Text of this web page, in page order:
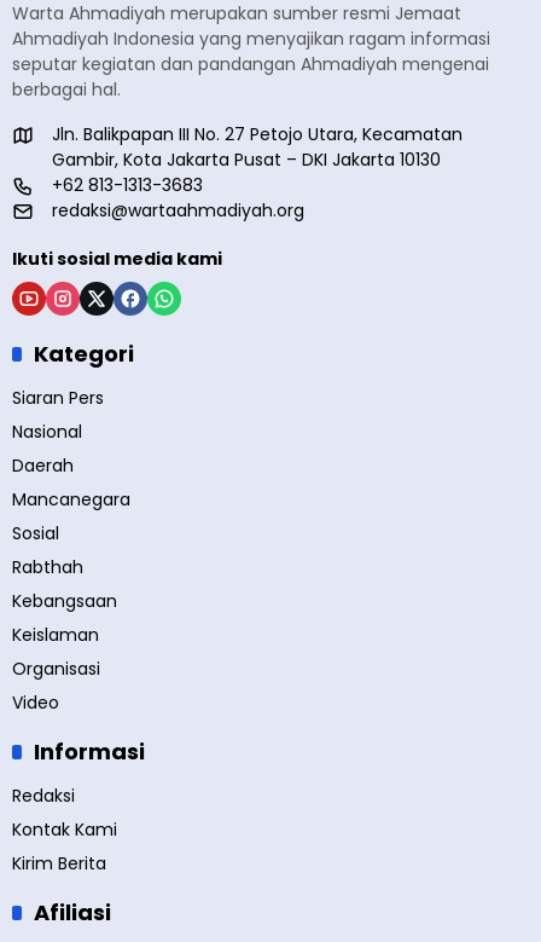
Warta Ahmadiyah merupakan sumber resmi Jemaat
Ahmadiyah Indonesia yang menyajikan ragam informasi
seputar kegiatan dan pandangan Ahmadiyah mengenai
berbagai hal.
Jln. Balikpapan III No. 27 Petojo Utara, Kecamatan
Gambir, Kota Jakarta Pusat – DKI Jakarta 10130
+62 813-1313-3683
redaksi@wartaahmadiyah.org
Ikuti sosial media kami
Kategori
Siaran Pers
Nasional
Daerah
Mancanegara
Sosial
Rabthah
Kebangsaan
Keislaman
Organisasi
Video
Informasi
Redaksi
Kontak Kami
Kirim Berita
Afiliasi